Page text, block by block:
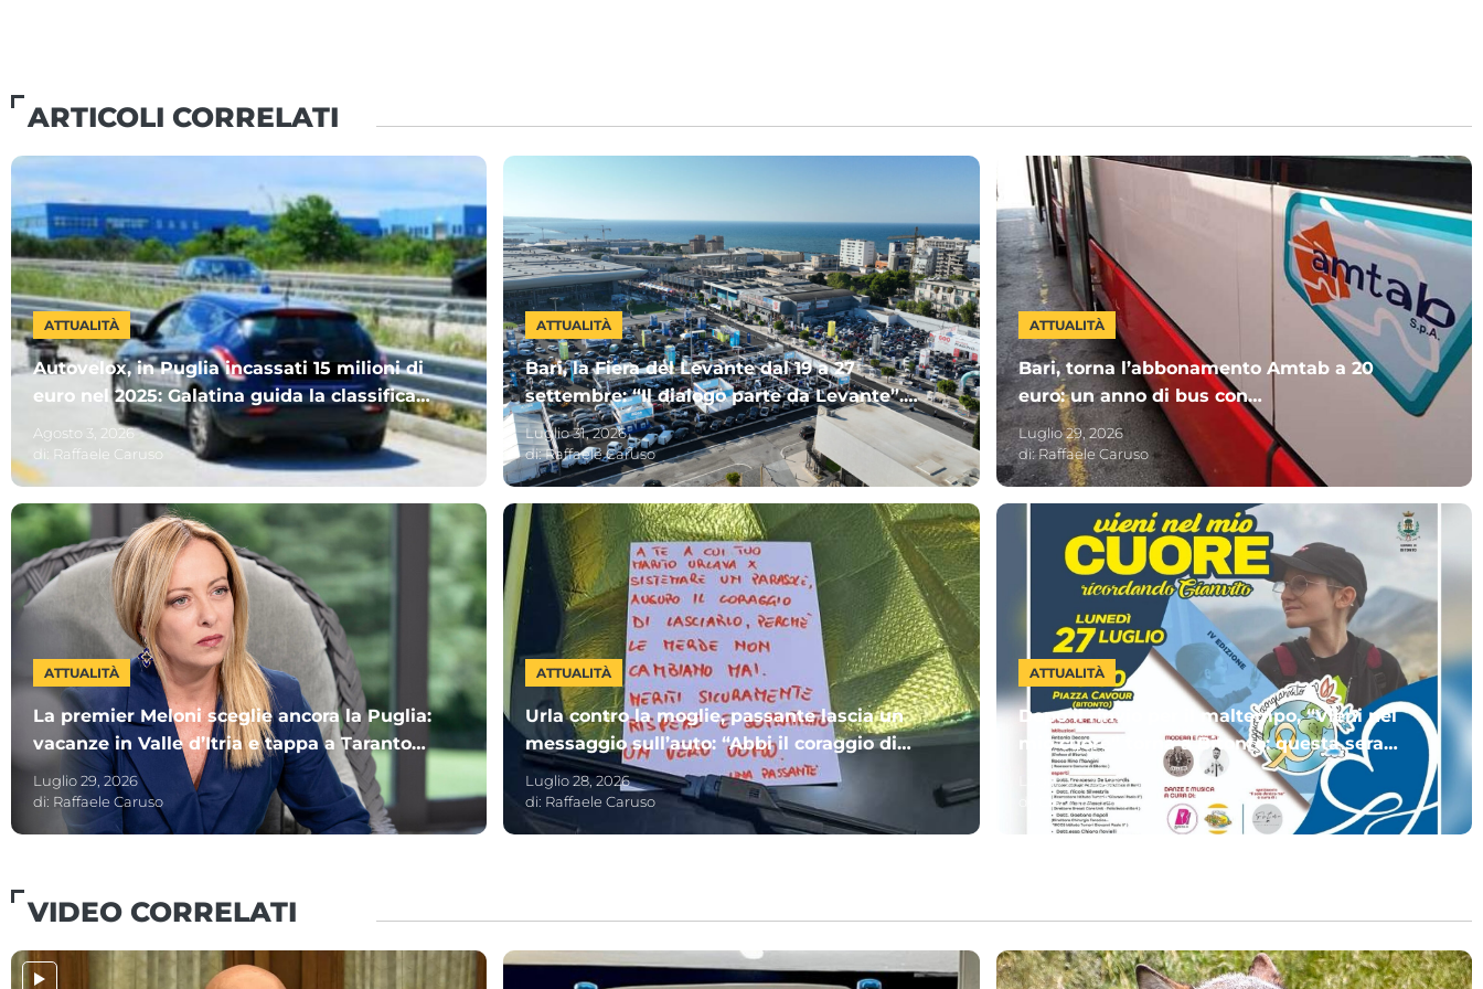
ARTICOLI CORRELATI
ATTUALITÀ
Autovelox, in Puglia incassati 15 milioni di
euro nel 2025: Galatina guida la classifica.
Ecco gli altri Comuni più “cari”
Agosto 3, 2026
di: Raffaele Caruso
ATTUALITÀ
Bari, la Fiera del Levante dal 19 a 27
settembre: “Il dialogo parte da Levante”.
Invitata la Premier Meloni
Luglio 31, 2026
di:Raffaele Caruso
ATTUALITÀ
Bari, torna l’abbonamento Amtab a 20
euro: un anno di bus con
“MUVTinBUS365”. Chi può sottoscriverlo
Luglio 29, 2026
di:Raffaele Caruso
ATTUALITÀ
La premier Meloni sceglie ancora la Puglia:
vacanze in Valle d’Itria e tappa a Taranto
per i Giochi del Mediterraneo
Luglio 29, 2026
di: Raffaele Caruso
ATTUALITÀ
Urla contro la moglie, passante lascia un
messaggio sull’auto: “Abbi il coraggio di
lasciarlo”
Luglio 28, 2026
di: Raffaele Caruso
ATTUALITÀ
Dopo il rinvio per il maltempo, “Vieni nel
mio cuore” torna a Bitonto: questa sera
l’evento dedicato a Gianvito
Luglio 27, 2026
Claudia Santoro
VIDEO CORRELATI